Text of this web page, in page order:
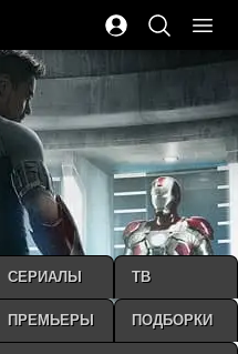
СЕРИАЛЫ ТВ
ПРЕМЬЕРЫ ПОДБОРКИ